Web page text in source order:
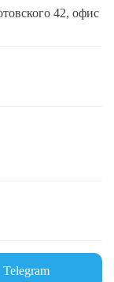
42, офис
Telegram